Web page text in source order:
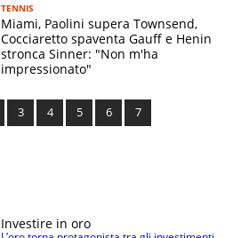
TENNIS
Miami, Paolini supera Townsend,
Cocciaretto spaventa Gauff e Henin
stronca Sinner: "Non m'ha
impressionato"
3 4 5 6 7
Investire in oro